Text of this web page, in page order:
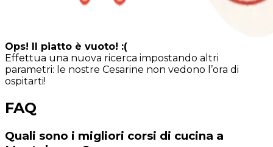
Ops! Il piatto è vuoto! :(
Effettua una nuova ricerca impostando altri
parametri: le nostre Cesarine non vedono l’ora di
ospitarti!
FAQ
Quali sono i migliori corsi di cucina a